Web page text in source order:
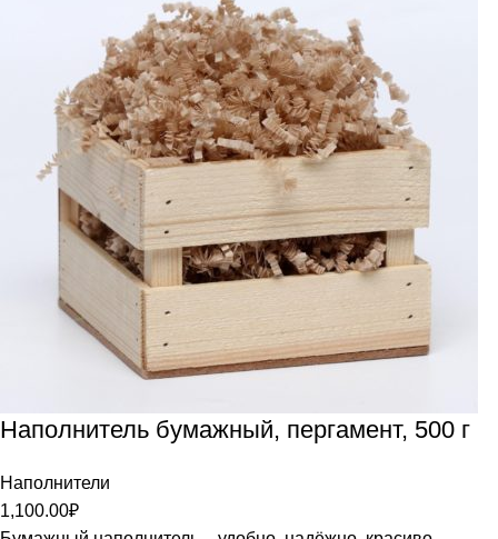
Наполнитель бумажный, пергамент, 500 г
Наполнители
1,100.00₽